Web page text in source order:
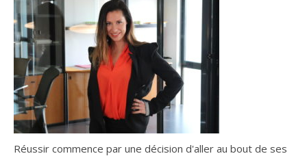
Réussir commence par une décision d'aller au bout de ses